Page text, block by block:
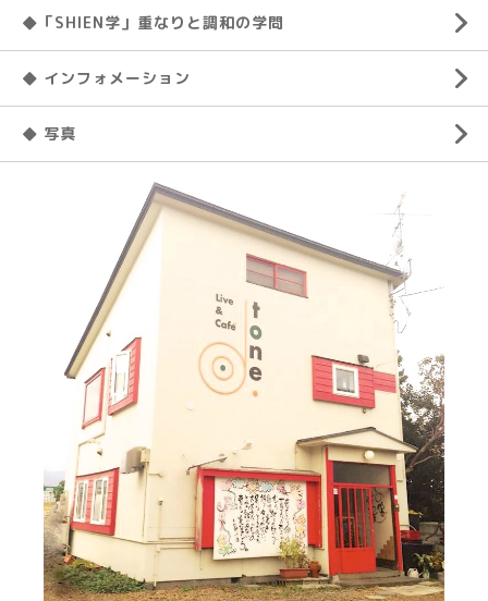
◆「SHIEN学」重なりと調和の学問
◆ インフォメーション
◆ 写真